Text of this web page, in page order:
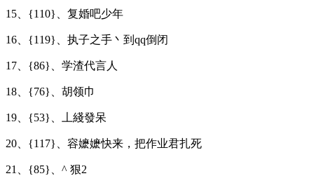
15、{110}、复婚吧少年
16、{119}、执子之手丶到qq倒闭
17、{86}、学渣代言人
18、{76}、胡领巾
19、{53}、丄綫發呆
20、{117}、容嬷嬷快来，把作业君扎死
21、{85}、^ 狠2